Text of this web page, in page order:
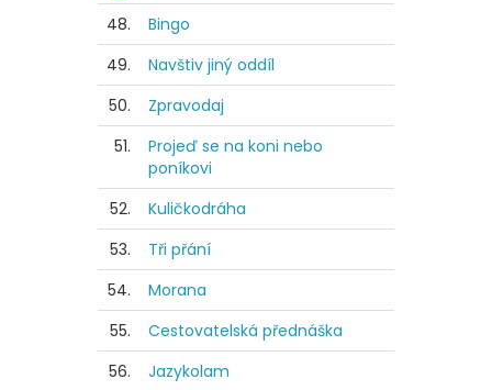
48.
Bingo
49.
Navštiv jiný oddíl
50.
Zpravodaj
51.
Projeď se na koni nebo
poníkovi
52.
Kuličkodráha
53.
Tři přání
54.
Morana
55.
Cestovatelská přednáška
56.
Jazykolam